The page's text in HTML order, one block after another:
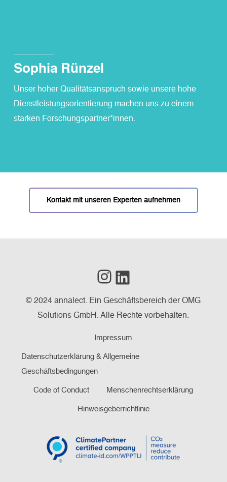
Sophia Rünzel
Unser hoher Qualitätsanspruch sowie unsere hohe
Dienstleistungsorientierung machen uns zu einem
starken Forschungspartner*innen.
Kontakt mit unseren Experten aufnehmen
Instagram
© 2024 annalect. Ein Geschäftsbereich der OMG
Solutions GmbH. Alle Rechte vorbehalten.
Impressum
Datenschutzerklärung & Allgemeine
Geschäftsbedingungen
Code of Conduct Menschenrechtserklärung
Hinweisgeberrichtlinie